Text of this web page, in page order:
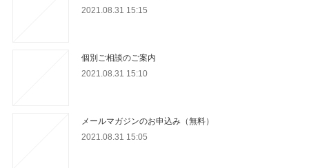
2021.08.31 15:15
個別ご相談のご案内
2021.08.31 15:10
メールマガジンのお申込み（無料）
2021.08.31 15:05